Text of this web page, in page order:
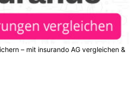
– mit insurando AG vergleichen &